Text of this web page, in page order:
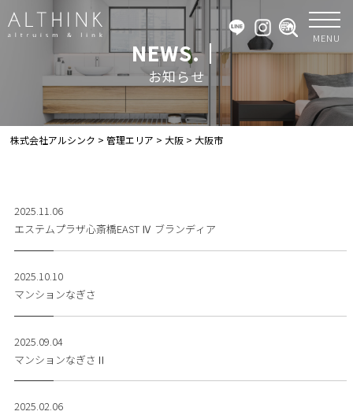
MENU
NEWS.｜
お知らせ
株式会社アルシンク >管理エリア > 大阪 > 大阪市
2025.11.06
エステムプラザ心斎橋EAST Ⅳ ブランディア
2025.10.10
マンションなぎさ
2025.09.04
マンションなぎさⅡ
2025.02.06